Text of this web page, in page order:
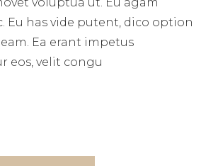
voluptua ut. Eu agam
Eu has vide putent, dico option
Ea erant impetus
eos, velit congu